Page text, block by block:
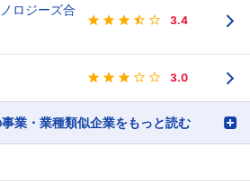
ロジーズ合
3.4
3.0
業・業種類似企業をもっと読む